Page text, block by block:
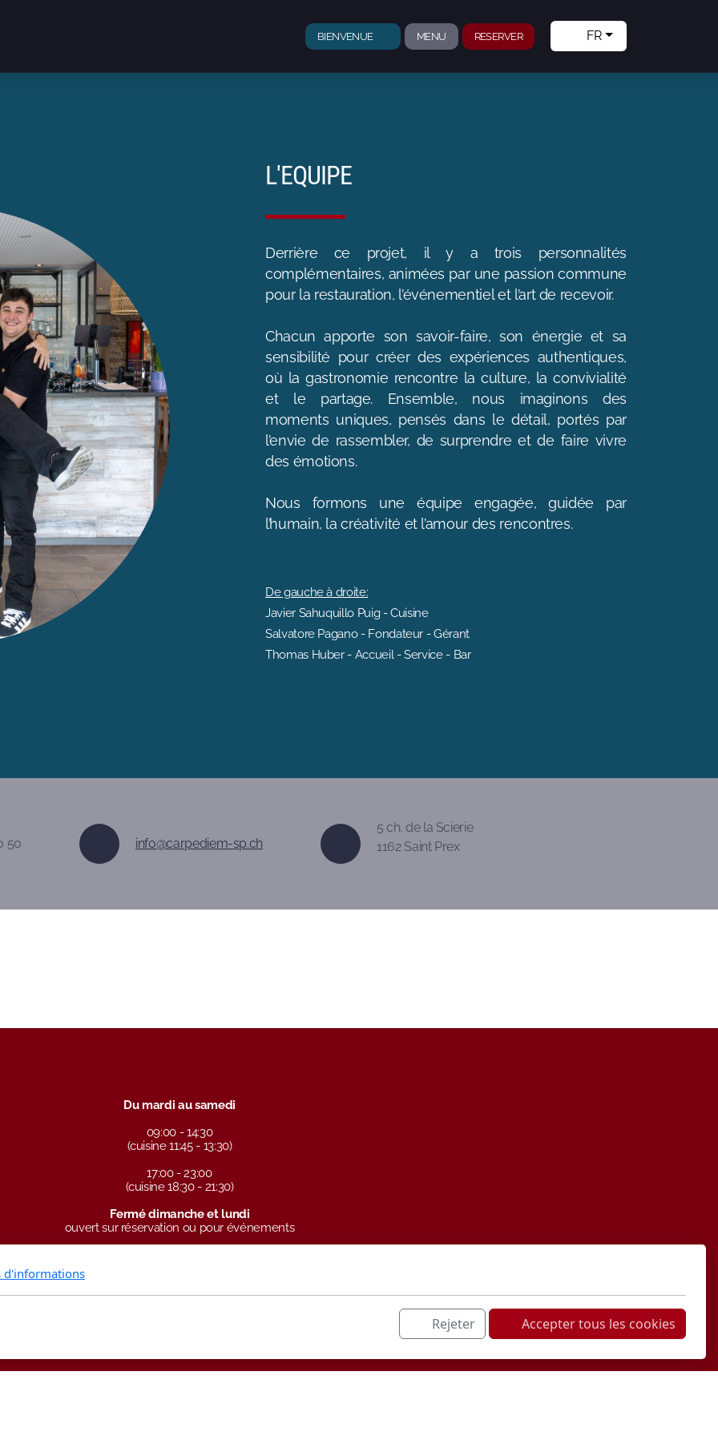
BIENVENUE MENU RESERVER FR
L'EQUIPE
Derrière ce projet, il y a trois personnalités
complémentaires, animées par une passion commune
pour la restauration, l’événementiel et l’art de recevoir.
Chacun apporte son savoir-faire, son énergie et sa
sensibilité pour créer des expériences authentiques,
où la gastronomie rencontre la culture, la convivialité
et le partage. Ensemble, nous imaginons des
moments uniques, pensés dans le détail, portés par
l’envie de rassembler, de surprendre et de faire vivre
des émotions.
Nous formons une équipe engagée, guidée par
l’humain, la créativité et l’amour des rencontres.
De gauche à droite:
Javier Sahuquillo Puig - Cuisine
Salvatore Pagano - Fondateur - Gérant
Thomas Huber - Accueil - Service - Bar
50 info@carpediem-sp.ch
5 ch. de la Scierie
1162 Saint Prex
Du mardi au samedi
09:00 - 14:30
(cuisine 11:45 - 13:30)
17:00 - 23:00
(cuisine 18:30 - 21:30)
Fermé dimanche et lundi
ouvert sur réservation ou pour événements
d'informations
Rejeter Accepter tous les cookies